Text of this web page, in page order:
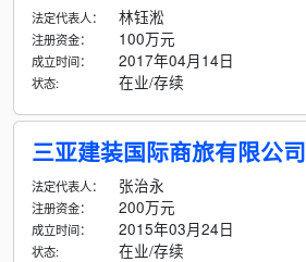
法定代表人： 林钰淞
注册资金： 100万元
成立时间： 2017年04月14日
状态: 在业/存续
三亚建装国际商旅有限公司
法定代表人： 张治永
注册资金： 200万元
成立时间： 2015年03月24日
状态: 在业/存续